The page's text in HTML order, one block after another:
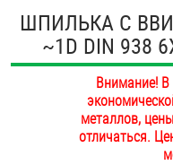
ОПТ
ПОКУПАТЕЛЯМ
ОПЛАТА И ДОСТАВКА
НАШИ МАГАЗИНЫ
Антивандальный
Болты и винты
Втулки
ШПИЛЬКА C
~1D DIN 938
Внимание! В
металлов,
отличаться.